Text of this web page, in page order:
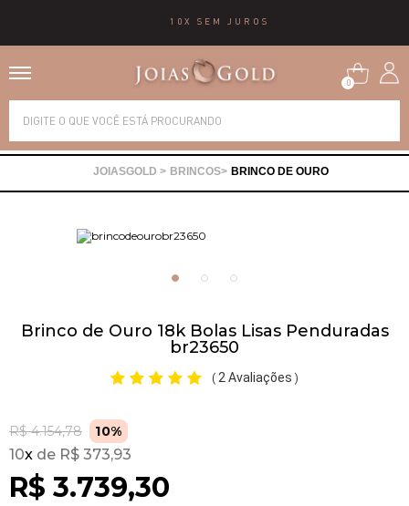
10X SEM JUROS
0
BRINCOS BRINCO DE OURO
Brinco de Ouro 18k Bolas Lisas Penduradas
br23650
( 2 Avaliações )
R$ 4.154,78 10%
R$ 3.739,30
10x R$ 373,93
Alianças
Brincos
Pulseiras